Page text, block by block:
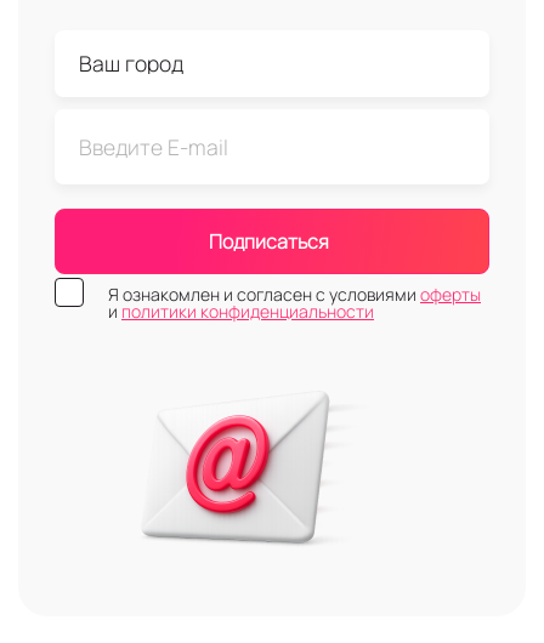
Подписаться
Я ознакомлен и согласен с условиями оферты
и политики конфиденциальности